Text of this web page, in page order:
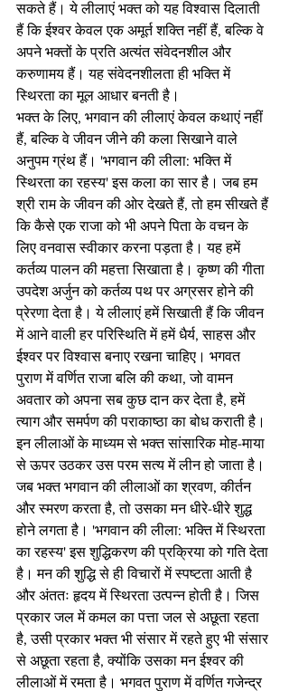
सकते हैं। ये लीलाएं भक्त को यह विश्वास दिलाती
हैं कि ईश्वर केवल एक अमूर्त शक्ति नहीं हैं, बल्कि वे
अपने भक्तों के प्रति अत्यंत संवेदनशील और
करुणामय हैं। यह संवेदनशीलता ही भक्ति में
स्थिरता का मूल आधार बनती है।
भक्त के लिए, भगवान की लीलाएं केवल कथाएं नहीं
हैं, बल्कि वे जीवन जीने की कला सिखाने वाले
अनुपम ग्रंथ हैं। 'भगवान की लीला: भक्ति में
स्थिरता का रहस्य' इस कला का सार है। जब हम
श्री राम के जीवन की ओर देखते हैं, तो हम सीखते हैं
कि कैसे एक राजा को भी अपने पिता के वचन के
लिए वनवास स्वीकार करना पड़ता है। यह हमें
कर्तव्य पालन की महत्ता सिखाता है। कृष्ण की गीता
उपदेश अर्जुन को कर्तव्य पथ पर अग्रसर होने की
प्रेरणा देता है। ये लीलाएं हमें सिखाती हैं कि जीवन
में आने वाली हर परिस्थिति में हमें धैर्य, साहस और
ईश्वर पर विश्वास बनाए रखना चाहिए। भगवत
पुराण में वर्णित राजा बलि की कथा, जो वामन
अवतार को अपना सब कुछ दान कर देता है, हमें
त्याग और समर्पण की पराकाष्ठा का बोध कराती है।
इन लीलाओं के माध्यम से भक्त सांसारिक मोह-माया
से ऊपर उठकर उस परम सत्य में लीन हो जाता है।
जब भक्त भगवान की लीलाओं का श्रवण, कीर्तन
और स्मरण करता है, तो उसका मन धीरे-धीरे शुद्ध
होने लगता है। 'भगवान की लीला: भक्ति में स्थिरता
का रहस्य' इस शुद्धिकरण की प्रक्रिया को गति देता
है। मन की शुद्धि से ही विचारों में स्पष्टता आती है
और अंततः हृदय में स्थिरता उत्पन्न होती है। जिस
प्रकार जल में कमल का पत्ता जल से अछूता रहता
है, उसी प्रकार भक्त भी संसार में रहते हुए भी संसार
से अछूता रहता है, क्योंकि उसका मन ईश्वर की
लीलाओं में रमता है। भगवत पुराण में वर्णित गजेन्द्र